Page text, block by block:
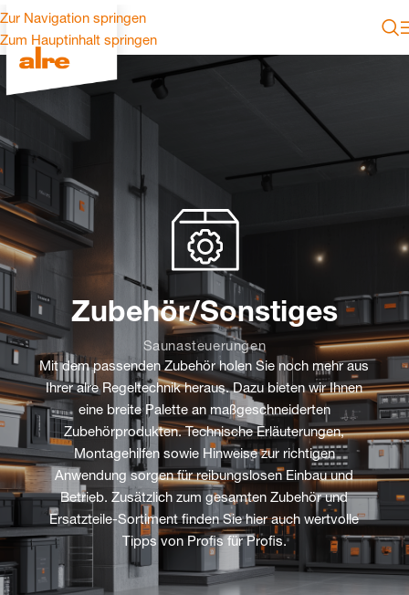
Zur Navigation springen
Zum Hauptinhalt springen
Zubehör/Sonstiges
Saunasteuerungen
Mit dem passenden Zubehör holen Sie noch mehr aus
Ihrer alre Regeltechnik heraus. Dazu bieten wir Ihnen
eine breite Palette an maßgeschneiderten
Zubehörprodukten. Technische Erläuterungen,
Montagehilfen sowie Hinweise zur richtigen
Anwendung sorgen für reibungslosen Einbau und
Betrieb. Zusätzlich zum gesamten Zubehör und
Ersatzteile-Sortiment finden Sie hier auch wertvolle
Tipps von Profis für Profis.